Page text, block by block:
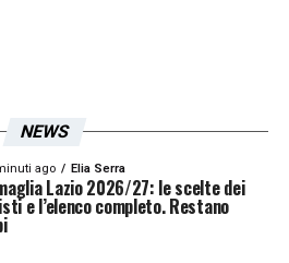
NEWS
ago Elia Serra
Lazio 2026/27: le scelte dei
e l’elenco completo. Restano